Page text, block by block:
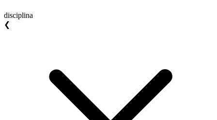
disciplina
❮